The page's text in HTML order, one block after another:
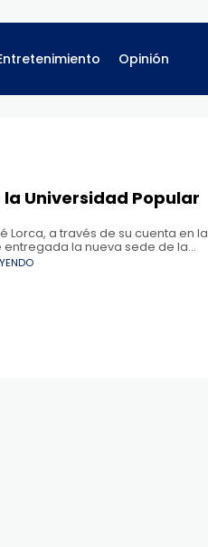
Opinión
Universidad Popular
Lorca, a través de su cuenta en la
la nueva sede de la